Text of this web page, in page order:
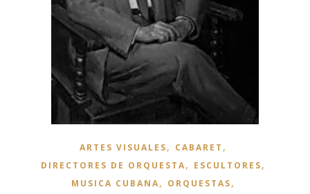
ARTES VISUALES, CABARET ,
DIRECTORES DE ORQUESTA, ESCULTORES,
MUSICA CUBANA, ORQUESTAS,